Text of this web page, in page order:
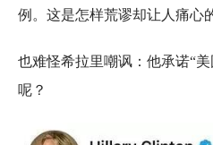
例。这是怎样荒谬却让人痛心
也难怪希拉里嘲讽：他承诺“
呢？